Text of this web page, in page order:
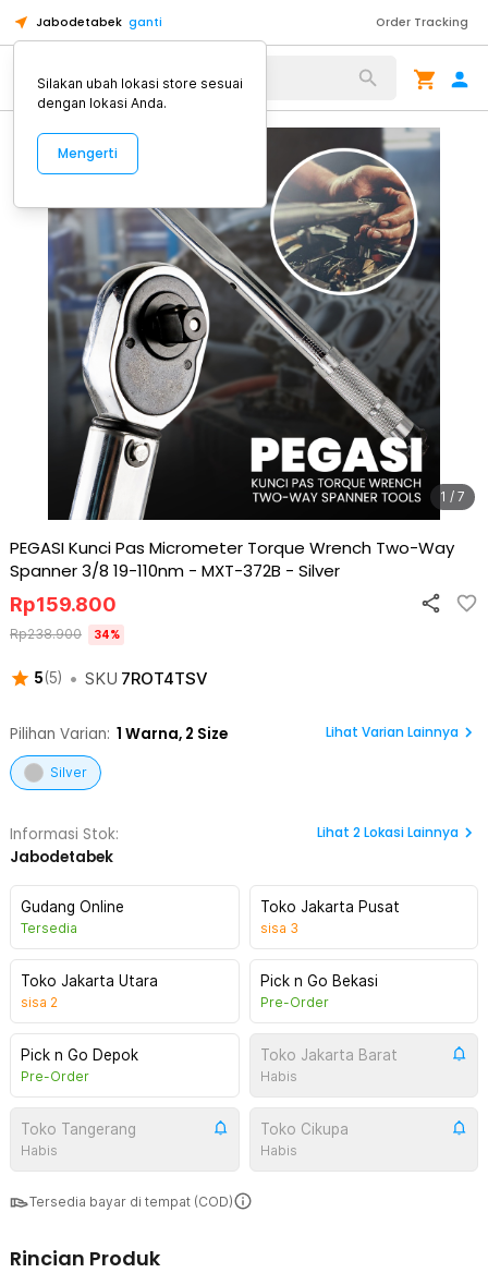
Jabodetabek ganti Order Tracking
Alat Kopi
1 / 7
PEGASI Kunci Pas Micrometer Torque Wrench Two-Way
Spanner 3/8 19-110nm - MXT-372B - Silver
5(5) • SKU 7ROT4TSV
Rp159.800
Rp238.900 34%
Pilihan Varian: 1 Warna, 2 Size Lihat Varian Lainnya
Silver
Informasi Stok:
Jabodetabek
Lihat 2Lokasi Lainnya
Gudang Online
Tersedia
Toko Jakarta Pusat
sisa 3
Toko Jakarta Utara
sisa 2
Pick n Go Bekasi
Pre-Order
Pick n Go Depok
Pre-Order
Toko Jakarta Barat
Habis
Toko Tangerang
Habis
Toko Cikupa
Habis
Tersedia bayar di tempat (COD)
Rincian Produk
Silakan ubah lokasi store sesuai
dengan lokasi Anda.
Mengerti